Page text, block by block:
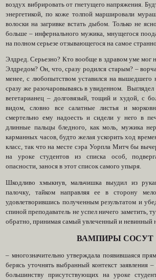
воздух вибрировать от гнетущего напряжения.
энергетикой, по коже толпой маршировали
волоски на загривке встать дыбом. Только не
больше – инфернального мужика, мнущегося
на полном серьезе отзывающегося на самое
Элдред. Серьезно? Кто вообще в здравом уме мог
Элдредом? Он, что, сразу родился старым? –
менее, с любопытством уставился на вышедшего
сразу же разочаровываясь в увиденном. Выглядел
вегетарианец – долговязый, тощий и худой, с
видом, словно все салатные листья и
смертельно ему надоесть и сидели у него в
длинные пальцы бледного, как моль, мужика
карманных часов, будто желая ускорить ход
класс, так что на месте сэра Уорпла Митч бы
на уроке студентов из списка особ,
опасности, занося в этот список самого упыря.
Шкодливо хмыкнув, мальчишка выудил из
палочку, тайком направляя ее в сторону
удовлетворившись полученным результатом и
спиной преподаватель не успел ничего заметить,
обратно, принимая самый увлеченный и невинный
ВАМПИРЫ СОСУТ
– многозначительно утверждала появившаяся
берясь уточнять выбранный контекст заявления
большинству присутствующих на уроке